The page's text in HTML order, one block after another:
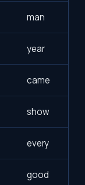
man
year
came
show
every
good